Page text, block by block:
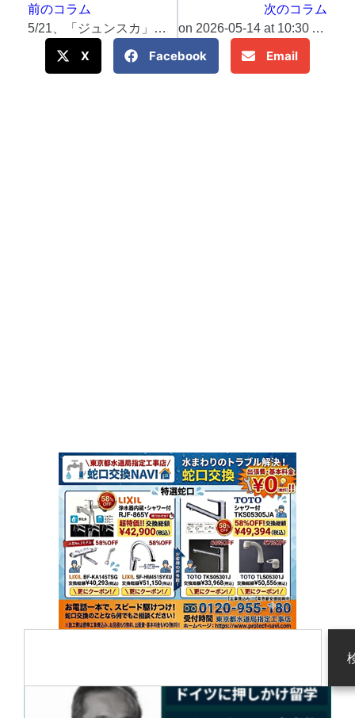
前のコラム
5/21、「ジュンスカ」手形銘板お披露目など、地域のイベント情報を一挙放出！〜5/13配信「聴くタウン通信」
次のコラム
on 2026-05-14 at 10:30 AM 【2026年7月1日開業】自分を愛でる4活の宿「西伊豆 巡り（めぐり）」公式サイトオープン・宿泊プラン予約開始｜2026年5月14日より​＠Press 最新のプレスリリース一覧
X Facebook Email